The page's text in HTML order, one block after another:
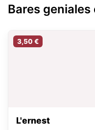
Bares geniales
3,50 €
L'ernest